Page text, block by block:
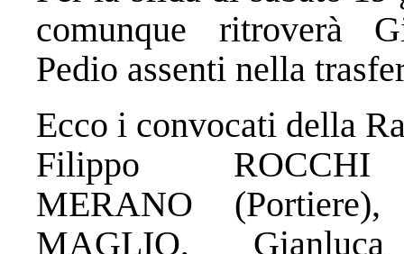
comunque ritroverà
Pedio assenti nella
Ecco i convocati della
Filippo ROCCHI
MERANO
MAGLIO,